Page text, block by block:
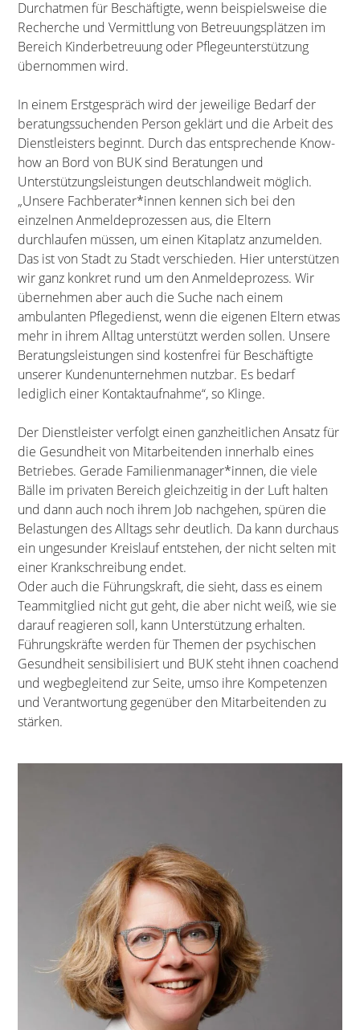
Durchatmen für Beschäftigte, wenn beispielsweise die
Recherche und Vermittlung von Betreuungsplätzen im
Bereich Kinderbetreuung oder Pflegeunterstützung
übernommen wird.
In einem Erstgespräch wird der jeweilige Bedarf der
beratungssuchenden Person geklärt und die Arbeit des
Dienstleisters beginnt. Durch das entsprechende Know-
how an Bord von BUK sind Beratungen und
Unterstützungsleistungen deutschlandweit möglich.
„Unsere Fachberater*innen kennen sich bei den
einzelnen Anmeldeprozessen aus, die Eltern
durchlaufen müssen, um einen Kitaplatz anzumelden.
Das ist von Stadt zu Stadt verschieden. Hier unterstützen
wir ganz konkret rund um den Anmeldeprozess. Wir
übernehmen aber auch die Suche nach einem
ambulanten Pflegedienst, wenn die eigenen Eltern etwas
mehr in ihrem Alltag unterstützt werden sollen. Unsere
Beratungsleistungen sind kostenfrei für Beschäftigte
unserer Kundenunternehmen nutzbar. Es bedarf
lediglich einer Kontaktaufnahme“, so Klinge.
Der Dienstleister verfolgt einen ganzheitlichen Ansatz für
die Gesundheit von Mitarbeitenden innerhalb eines
Betriebes. Gerade Familienmanager*innen, die viele
Bälle im privaten Bereich gleichzeitig in der Luft halten
und dann auch noch ihrem Job nachgehen, spüren die
Belastungen des Alltags sehr deutlich. Da kann durchaus
ein ungesunder Kreislauf entstehen, der nicht selten mit
einer Krankschreibung endet.
Oder auch die Führungskraft, die sieht, dass es einem
Teammitglied nicht gut geht, die aber nicht weiß, wie sie
darauf reagieren soll, kann Unterstützung erhalten.
Führungskräfte werden für Themen der psychischen
Gesundheit sensibilisiert und BUK steht ihnen coachend
und wegbegleitend zur Seite, umso ihre Kompetenzen
und Verantwortung gegenüber den Mitarbeitenden zu
stärken.